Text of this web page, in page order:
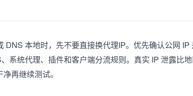
DNS 本地时，先不要直接换代理IP。优先确认公网
系统代理、插件和客户端分流规则。真实 IP 泄露比
再继续测试。